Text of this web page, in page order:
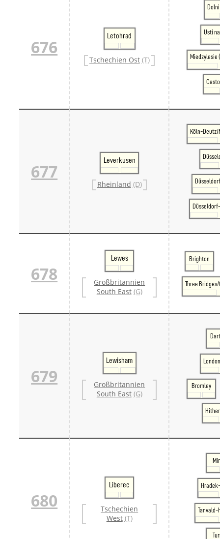
676
Letohrad
Tschechien Ost (T)
Usti
677
Leverkusen
Rheinland (D)
Köln-Deutz/
678
Lewes
Großbritannien
South East (G)
Brighton
Three
679
Lewisham
Großbritannien
South East (G)
Bromley
680
Liberec
Tschechien
West (T)
Tanvald-